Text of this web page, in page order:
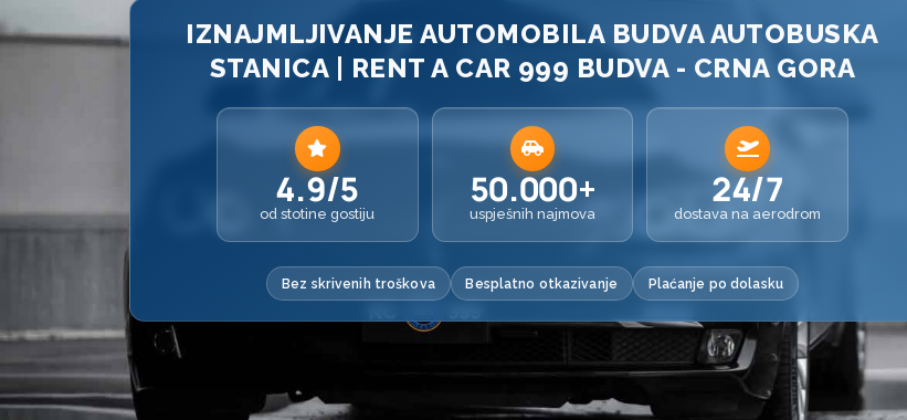
IZNAJMLJIVANJE AUTOMOBILA BUDVA AUTOBUSKA
STANICA | RENT A CAR 999 BUDVA - CRNA GORA
4.9/5
od stotine gostiju
50.000+
uspješnih najmova
24/7
dostava na aerodrom
Bez skrivenih troškova Besplatno otkazivanje Plaćanje po dolasku